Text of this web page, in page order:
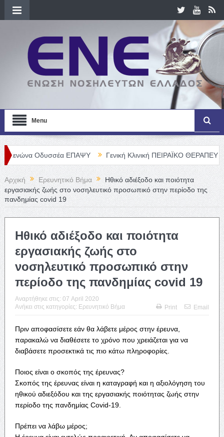
Menu
ΕΠΑΨΥ Γενική Κλινική ΠΕΙΡΑΪΚΟ ΘΕΡΑΠΕΥΤΗΡΙΟ Α. Ε.
Αρχική Ερευνητικό Βήμα
Ηθικό αδιέξοδο και ποιότητα
εργασιακής ζωής στο νοσηλευτικό προσωπικό στην περίοδο της
πανδημίας covid 19
Ηθικό αδιέξοδο και ποιότητα
εργασιακής ζωής στο
νοσηλευτικό προσωπικό στην
περίοδο της πανδημίας covid 19
Αναρτήθηκε στις: 07 April 2020
Ανήκει στις κατηγορίες: Ερευνητικό Βήμα Print Email
Πριν αποφασίσετε εάν θα λάβετε μέρος στην έρευνα,
παρακαλώ να διαθέσετε το χρόνο που χρειάζεται για να
διαβάσετε προσεκτικά τις πιο κάτω πληροφορίες.
Ποιος είναι ο σκοπός της έρευνας?
Σκοπός της έρευνας είναι η καταγραφή και η αξιολόγηση του
ηθικού αδιεξόδου και της εργασιακής ποιότητας ζωής στην
περίοδο της πανδημίας Covid-19.
Πρέπει να λάβω μέρος;